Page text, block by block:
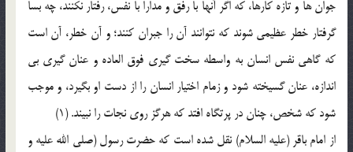
جوان ها و تازه كارها، كه اگر آنها با رفق و مدارا با نفس، رفتار نكنند، چه بسا
گرفتار خطر عظيمي شوند كه نتوانند آن را جبران كنند؛ و آن خطر، آن است
كه گاهي نفس انسان به واسطه سخت گيري فوق العاده و عنان گيري بي
اندازه، عنان گسيخته شود و زمام اختيار انسان را از دست او بگيرد، و موجب
شود كه شخص، چنان در پرتگاه افتد كه هرگز روي نجات را نبيند. (1)
از امام باقر (عليه السلام) نقل شده است كه حضرت رسول (صلی الله عليه و